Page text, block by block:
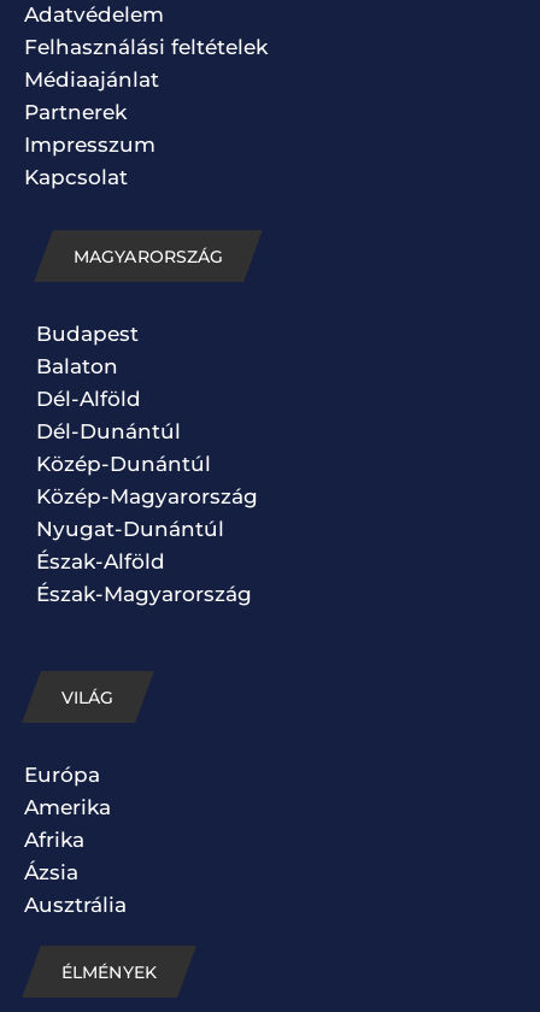
Adatvédelem
Felhasználási feltételek
Médiaajánlat
Partnerek
Impresszum
Kapcsolat
MAGYARORSZÁG
Budapest
Balaton
Dél-Alföld
Dél-Dunántúl
Közép-Dunántúl
Közép-Magyarország
Nyugat-Dunántúl
Észak-Alföld
Észak-Magyarország
VILÁG
Európa
Amerika
Afrika
Ázsia
Ausztrália
ÉLMÉNYEK